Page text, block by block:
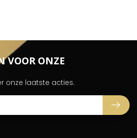
VOOR ONZE
onze laatste acties.